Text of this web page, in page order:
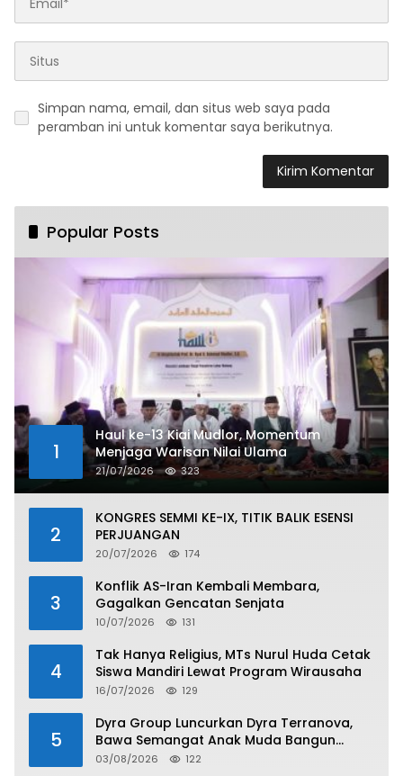
Simpan nama, email, dan situs web saya pada
peramban ini untuk komentar saya berikutnya.
Popular Posts
1
Haul ke-13 Kiai Mudlor, Momentum
Menjaga Warisan Nilai Ulama
21/07/2026 323
2
KONGRES SEMMI KE-IX, TITIK BALIK ESENSI
PERJUANGAN
20/07/2026 174
3
Konflik AS-Iran Kembali Membara,
Gagalkan Gencatan Senjata
10/07/2026 131
4
Tak Hanya Religius, MTs Nurul Huda Cetak
Siswa Mandiri Lewat Program Wirausaha
16/07/2026 129
5
Dyra Group Luncurkan Dyra Terranova,
Bawa Semangat Anak Muda Bangun
Masa Depan Properti Batam
03/08/2026 122